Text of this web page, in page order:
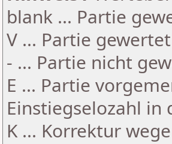
blank ... Partie
V ... Partie
- ... Partie nicht
E ... Partie
Einstiegselozahl
K ... Korrektur